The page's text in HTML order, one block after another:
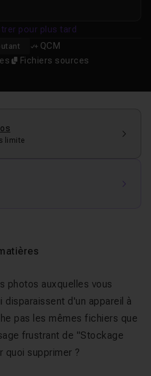
QCM
Fichiers sources
pour plus tard
limite
photos auxquelles vous
d'un appareil à
pas les mêmes fichiers que
frustrant de "Stockage
quoi supprimer ?